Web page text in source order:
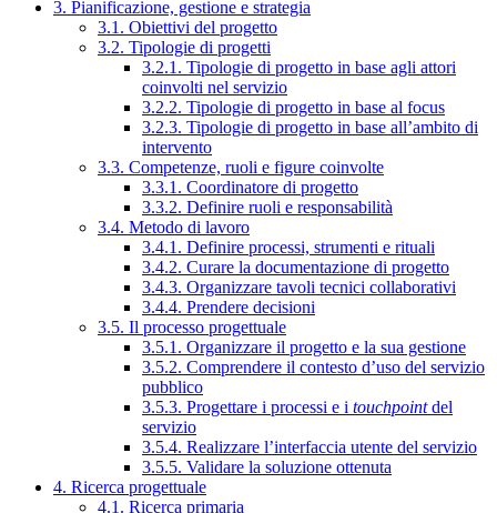
3. Pianificazione, gestione e strategia
3.1. Obiettivi del progetto
3.2. Tipologie di progetti
3.2.1. Tipologie di progetto in base agli attori
coinvolti nel servizio
3.2.2. Tipologie di progetto in base al focus
3.2.3. Tipologie di progetto in base all’ambito di
intervento
3.3. Competenze, ruoli e figure coinvolte
3.3.1. Coordinatore di progetto
3.3.2. Definire ruoli e responsabilità
3.4. Metodo di lavoro
3.4.1. Definire processi, strumenti e rituali
3.4.2. Curare la documentazione di progetto
3.4.3. Organizzare tavoli tecnici collaborativi
3.4.4. Prendere decisioni
3.5. Il processo progettuale
3.5.1. Organizzare il progetto e la sua gestione
3.5.2. Comprendere il contesto d’uso del servizio
pubblico
3.5.3. Progettare i processi e i touchpointdel
servizio
3.5.4. Realizzare l’interfaccia utente del servizio
3.5.5. Validare la soluzione ottenuta
4. Ricerca progettuale
4.1. Ricerca primaria